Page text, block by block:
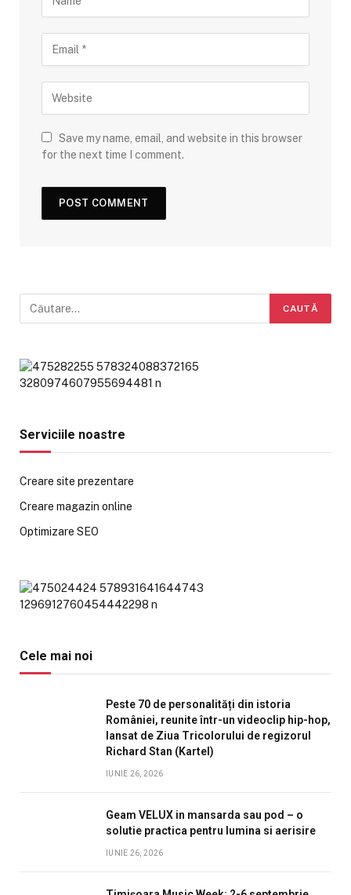
Save my name, email, and website in this browser
for the next time I comment.
Serviciile noastre
Creare site prezentare
Creare magazin online
Optimizare SEO
Cele mai noi
Peste 70 de personalități din istoria
României, reunite într-un videoclip hip-hop,
lansat de Ziua Tricolorului de regizorul
Richard Stan (Kartel)
IUNIE 26, 2026
Geam VELUX in mansarda sau pod – o
solutie practica pentru lumina si aerisire
IUNIE 26, 2026